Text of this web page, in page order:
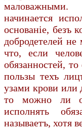
начинается
основанiе, безъ
добродетелей
что, если
обязанностей,
пользы техъ
узами крови или
то можно ли
исполнять
называетъ, хотя